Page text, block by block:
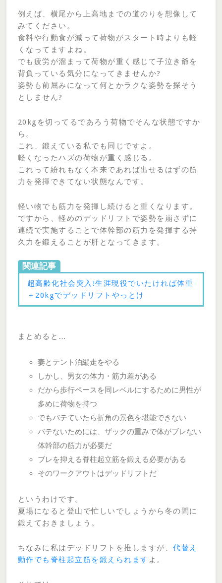
例えば、横尾から上高地までの道のりを想像して
みてください。
食料や行動食が減って荷物がスタート時よりも軽
くなってますよね。
でも疲労が溜まって荷物が重く感じて子泣き爺を
背負っている気分になってきませんか?
姿勢も前屈みになって何とかラクな姿勢を探そう
としません?
20kgを切ってるであろう荷物でそんな状態ですか
ら。
これ、鍛えている私でも同じですよ。
軽くなったハズの荷物が重く感じる。
これって紛れもなく本来であれば出せるはずの筋
力を発揮できてない状態なんです。
軽い物でも筋力を発揮し続けると重くなります。
ですから、軽めのデッドリフトで姿勢を崩さずに
連続で実施することで体幹部の筋力を発揮する持
久力を鍛えることが肝となってきます。
関連記事
超高齢化社会突入!生涯現役でいたければ体重
＋20kgでデッドリフトやっとけ
まとめると…
妻とテント泊縦走をやる
しかし、男女の体力・筋力差がある
だから歩行ペースを同レベルにするために男性が
多めに荷物を持つ
でもバテていたら折角の景色を堪能できない
バテないためには、ザックの重みで体がブレない
体幹部の筋力が必要だ
ブレを抑える脊柱起立筋を鍛える必要がある
そのワークアウトはデッドリフトだ
というわけです。
夏場になると登山で忙しいでしょうから冬の間に
鍛えておきましょう。
ちなみに私はデッドリフトを推しますが、代替え
動作でも脊柱起立筋を鍛えられます よ。